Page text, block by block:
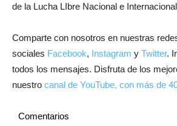
de la Lucha LIbre Nacional e
Comparte con nosotros en nuestras
sociales Facebook, Instagram y Twitter.
todos los mensajes. Disfruta de los
nuestro canal de YouTube, con más de
Comentarios